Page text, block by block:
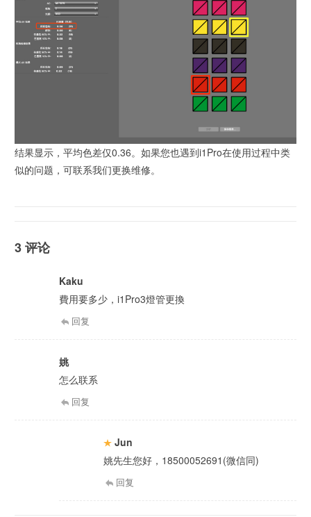
结果显示，平均色差仅0.36。如果您也遇到i1Pro在使用过程中类
似的问题，可联系我们更换维修。
3 评论
Kaku
費用要多少，i1Pro3燈管更換
回复
姚
怎么联系
回复
Jun
姚先生您好，18500052691(微信同)
回复